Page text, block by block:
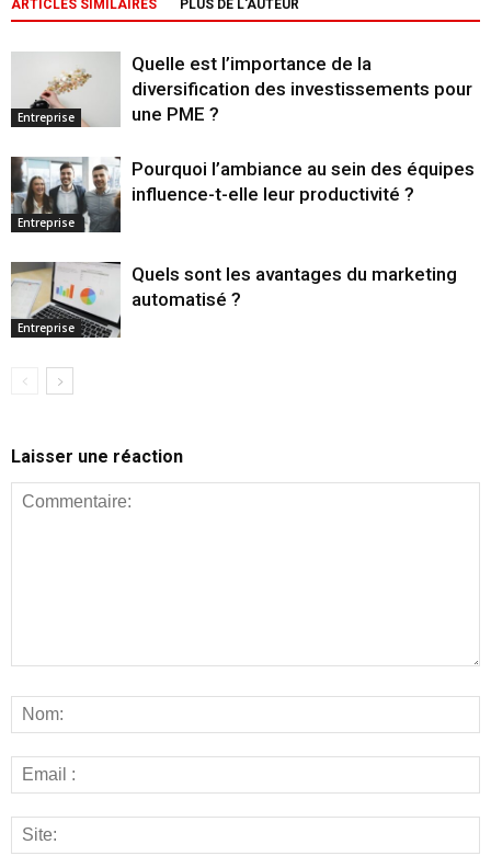
ARTICLES SIMILAIRES PLUS DE L'AUTEUR
Entreprise
Quelle est l’importance de la
diversification des investissements pour
une PME ?
Entreprise
Pourquoi l’ambiance au sein des équipes
influence-t-elle leur productivité ?
Entreprise
Quels sont les avantages du marketing
automatisé ?
Laisser une réaction